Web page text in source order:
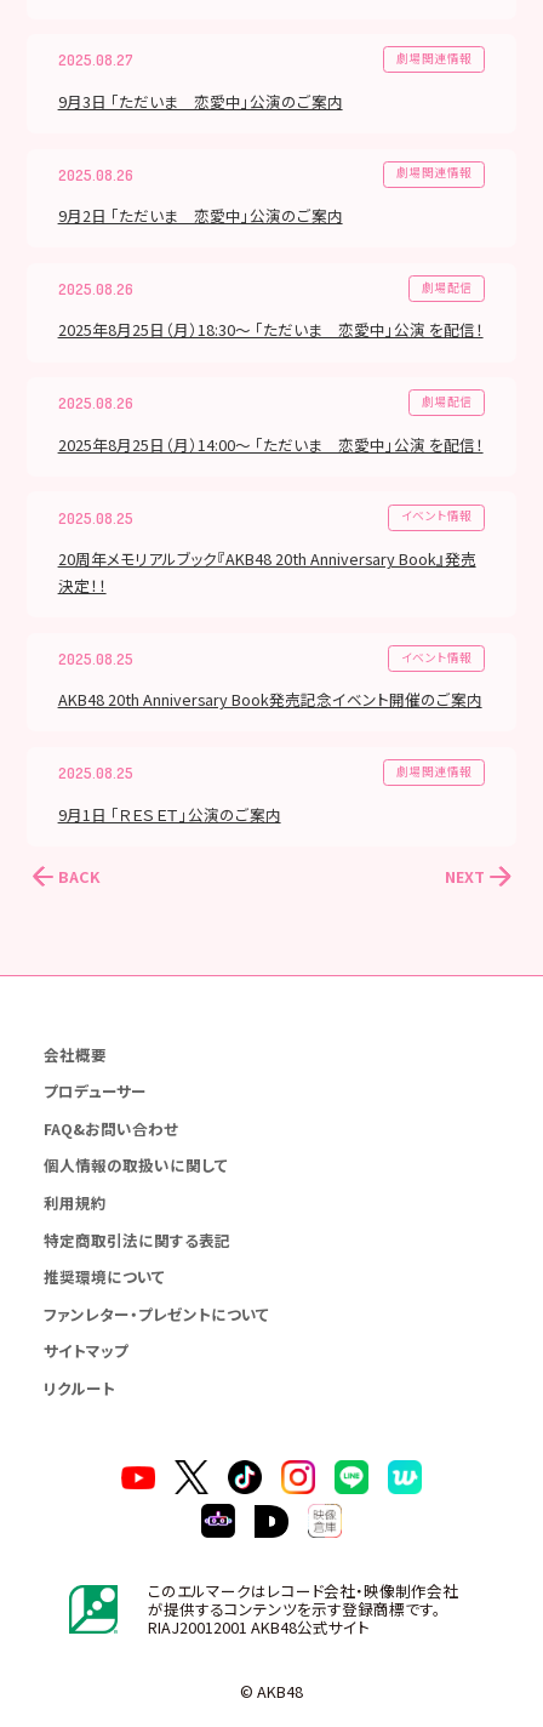
2025.08.27 劇場関連情報
9月3日 「ただいま 恋愛中」公演のご案内
2025.08.26 劇場関連情報
9月2日 「ただいま 恋愛中」公演のご案内
2025.08.26 劇場配信
2025年8月25日（月）18:30～ 「ただいま 恋愛中」公演 を配信！
2025.08.26 劇場配信
2025年8月25日（月）14:00～ 「ただいま 恋愛中」公演 を配信！
2025.08.25 イベント情報
20周年メモリアルブック『AKB48 20th Anniversary Book』発売
決定！！
2025.08.25 イベント情報
AKB48 20th Anniversary Book発売記念イベント開催のご案内
2025.08.25 劇場関連情報
9月1日 「ＲＥＳＥＴ」公演のご案内
BACK NEXT
会社概要
プロデューサー
FAQ&お問い合わせ
個人情報の取扱いに関して
利用規約
特定商取引法に関する表記
推奨環境について
ファンレター・プレゼントについて
サイトマップ
リクルート
このエルマークはレコード会社・映像制作会社
が提供するコンテンツを示す登録商標です。
RIAJ20012001 AKB48公式サイト
© AKB48